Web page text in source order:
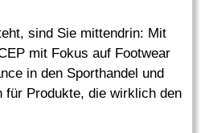
sind Sie mittendrin: Mit
mit Fokus auf Footwear
in den Sporthandel und
für Produkte, die wirklich den